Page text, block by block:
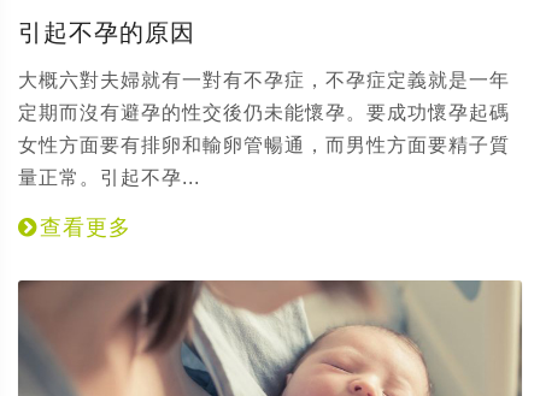
引起不孕的原因
大概六對夫婦就有一對有不孕症，不孕症定義就是一年
定期而沒有避孕的性交後仍未能懷孕。要成功懷孕起碼
女性方面要有排卵和輸卵管暢通，而男性方面要精子質
量正常。引起不孕...
查看更多